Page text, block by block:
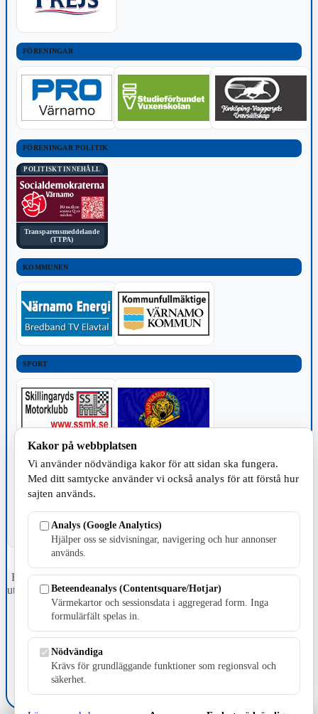
FÖRENINGAR
FÖRENINGAR POLITIK
POLITISKT INNEHÅLL
Transparensmeddelande
(TTPA)
KOMMUNEN
SPORT
TILLVERKNING
Fristående webbtidningsföretag grundat 1991 som sedan 2002 ger
ut tidningen Skillingaryd.nu och 2010 lanserades Värnamo.nu. Från
april 2026 omfattar Skillingaryd.nu tre kommuner: Gnosjö,
Värnamo och Vaggeryds kommun.
Kontakta oss
E-post: redaktionen@skillingaryd.nu
Postadress: Gisslaköp 1, 568 92 Skillingaryd
Kakor på webbplatsen
Vi använder nödvändiga kakor för att sidan ska fungera.
Med ditt samtycke använder vi också analys för att förstå hur
sajten används.
Analys (Google Analytics)
Hjälper oss se sidvisningar, navigering och hur annonser
används.
Beteendeanalys (Contentsquare/Hotjar)
Värmekartor och sessionsdata i aggregerad form. Inga
formulärfält spelas in.
Nödvändiga
Krävs för grundläggande funktioner som regionsval och
säkerhet.